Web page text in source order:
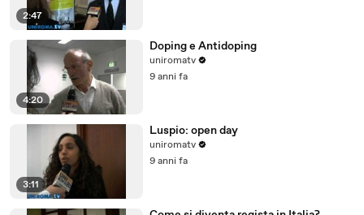
2:47
4:20
Doping e Antidoping
uniromatv
9 anni fa
3:11
Luspio: open day
uniromatv
9 anni fa